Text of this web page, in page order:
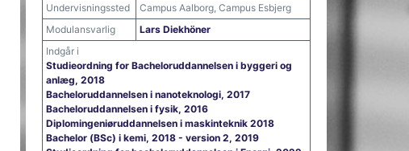
Undervisningssted
Campus Aalborg, Campus Esbjerg
Modulansvarlig
Lars Diekhöner
Indgår i
Studieordning for Bacheloruddannelsen i byggeri og
anlæg, 2018
Bacheloruddannelsen i nanoteknologi, 2017
Bacheloruddannelsen i fysik, 2016
Diplomingeniøruddannelsen i maskinteknik 2018
Bachelor (BSc) i kemi, 2018 - version 2, 2019